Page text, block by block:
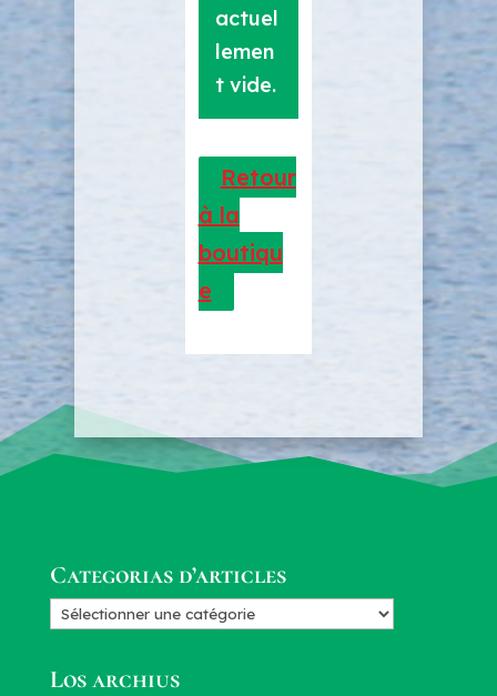
actuel
lemen
t vide.
Retour
à la
boutiqu
e
Categorias d’articles
Categorias
Los archius